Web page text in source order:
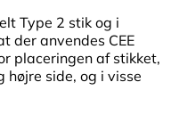
Type 2 stik og i
der anvendes CEE
placeringen af stikket,
side, og i visse